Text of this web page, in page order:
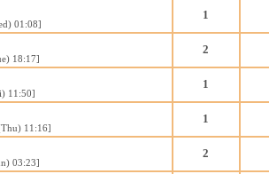
01:08]
1
18:17]
2
11:50]
1
11:16]
1
03:23]
2